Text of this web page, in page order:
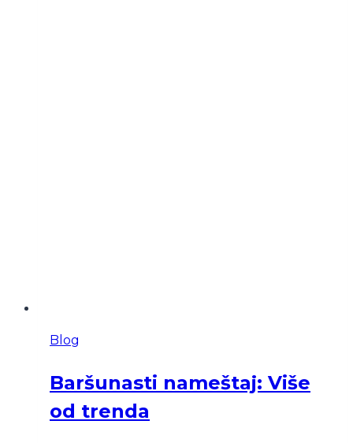
Blog
Baršunasti nameštaj: Više
od trenda